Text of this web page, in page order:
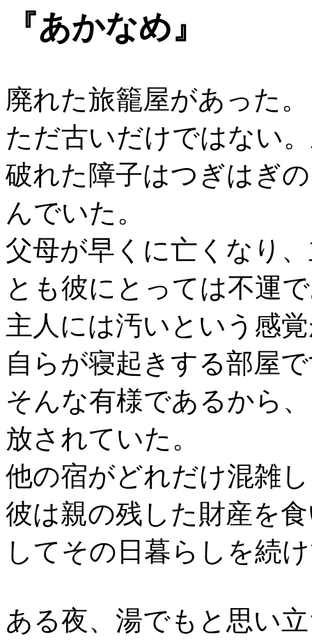
『あかなめ』
廃れた旅籠屋があった。
ただ古いだけではない
破れた障子はつぎはぎ
んでいた。
父母が早くに亡くなり
とも彼にとっては不運
主人には汚いという感
自らが寝起きする部屋
そんな有様であるから
放されていた。
他の宿がどれだけ混雑
彼は親の残した財産を
してその日暮らしを続
ある夜、湯でもと思い